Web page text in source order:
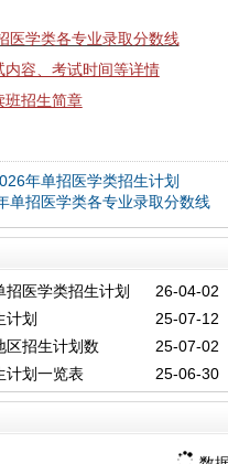
医学类各专业录取分数线
容、考试时间等详情
班招生简章
年单招医学类招生计划
单招医学类各专业录取分数线
26-04-02
医学类招生计划
25-07-12
计划
25-07-02
区招生计划数
25-06-30
计划一览表